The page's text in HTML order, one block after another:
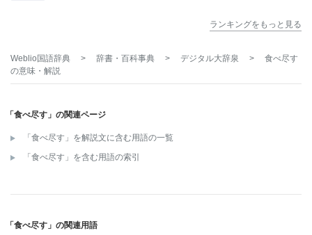
ランキングをもっと見る
Weblio国語辞典 > 辞書・百科事典 > デジタル大辞泉 >
食べ尽す
の意味・解説
「食べ尽す」の関連ページ
「食べ尽す」を解説文に含む用語の一覧
「食べ尽す」を含む用語の索引
「食べ尽す」の関連用語